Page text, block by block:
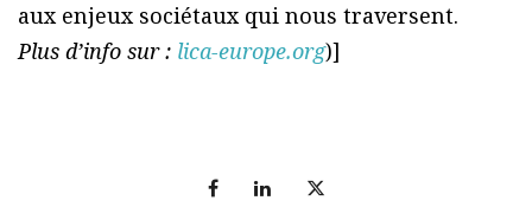
aux enjeux sociétaux qui nous traversent.
Plus d’info sur : lica-europe.org)]